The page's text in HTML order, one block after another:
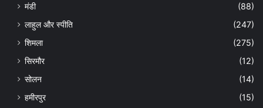
मंडी
(88)
लाहुल और स्पीति
(247)
शिमला
(275)
सिरमौर
(12)
सोलन
(14)
हमीरपुर
(15)